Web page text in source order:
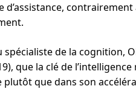
contrairement
de la cognition,
que la clé de l’intelligence
que dans son